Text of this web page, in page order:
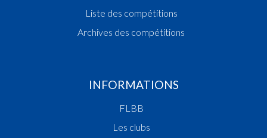
Liste des compétitions
Archives des compétitions
INFORMATIONS
FLBB
Les clubs